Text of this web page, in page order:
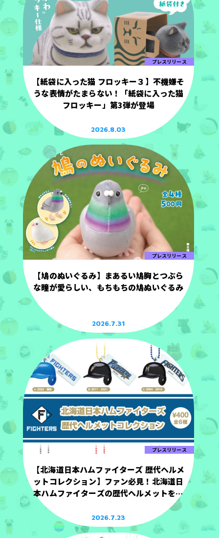
プレスリリース
【紙袋に入った猫 フロッキー３】不機嫌そ
うな表情がたまらない！「紙袋に入った猫
フロッキー」第3弾が登場
2026.8.03
プレスリリース
【鳩のぬいぐるみ】まあるい鳩胸とつぶら
な瞳が愛らしい、もちもちの鳩ぬいぐるみ
2026.7.31
プレスリリース
【北海道日本ハムファイターズ 歴代ヘルメ
ットコレクション】ファン必見！北海道日
本ハムファイターズの歴代ヘルメットを手
2026.7.23